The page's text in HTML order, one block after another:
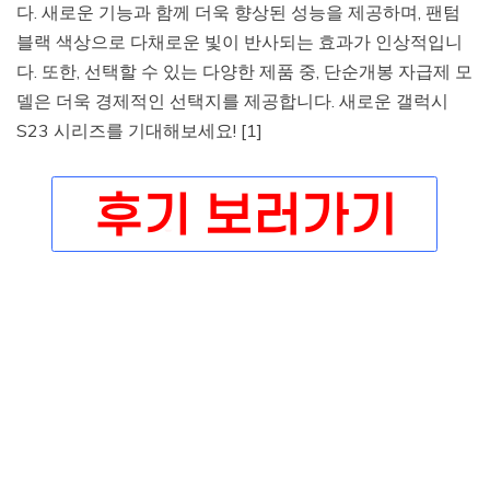
다. 새로운 기능과 함께 더욱 향상된 성능을 제공하며, 팬텀
블랙 색상으로 다채로운 빛이 반사되는 효과가 인상적입니
다. 또한, 선택할 수 있는 다양한 제품 중, 단순개봉 자급제 모
델은 더욱 경제적인 선택지를 제공합니다. 새로운 갤럭시
S23 시리즈를 기대해보세요! [1]